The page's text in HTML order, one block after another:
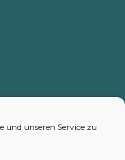
und unseren Service zu